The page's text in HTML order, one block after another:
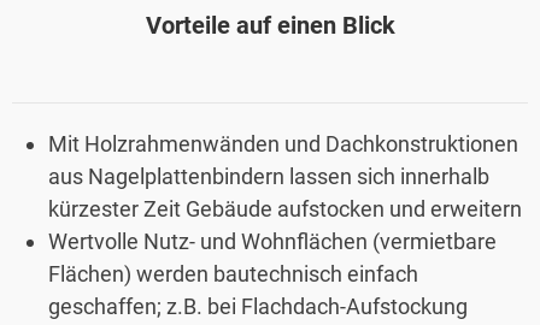
Vorteile auf einen Blick
Mit Holzrahmenwänden und Dachkonstruktionen
aus Nagelplattenbindern lassen sich innerhalb
kürzester Zeit Gebäude aufstocken und erweitern
Wertvolle Nutz- und Wohnflächen (vermietbare
Flächen) werden bautechnisch einfach
geschaffen; z.B. bei Flachdach-Aufstockung